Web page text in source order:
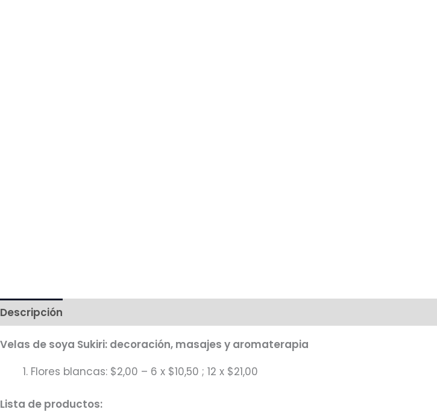
Descripción
Velas de soya Sukiri: decoración, masajes y aromaterapia
Flores blancas: $2,00 – 6 x $10,50 ; 12 x $21,00
Lista de productos: